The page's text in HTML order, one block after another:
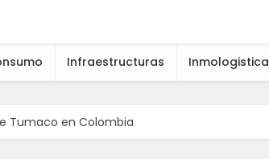
Infraestructuras Inmologistica
Tumaco en Colombia